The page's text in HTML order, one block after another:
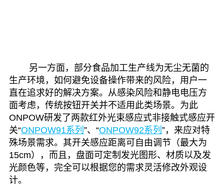
另一方面，部分食品加工生产线为无尘无菌的
生产环境，如何避免设备操作带来的风险，用户一
直在追求好的解决方案。从感染风险和静电电压方
面考虑，传统按钮开关并不适用此类场景。为此
ONPOW研发了两款红外光束感应式非接触式感应开
关“ONPOW91系列 ”、“ONPOW92系列 ”，来应对特
殊场景需求。其开关感应距离可自由调节（最大为
15cm），而且，盘面可定制发光图形、材质以及发
光颜色等，完全可以根据您的需求灵活修改外观设
计。